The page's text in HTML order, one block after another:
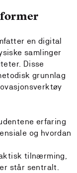
en digital
samlinger
Disse
grunnlag
erfaring
og hvordan
tilnærming,
står sentralt.